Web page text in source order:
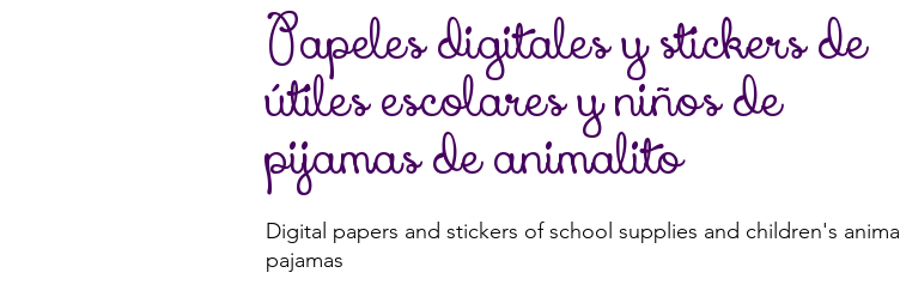
Papeles digitales y stickers de
útiles escolares y niños de
pijamas de animalito
Digital papers and stickers of school supplies and children's animal
pajamas